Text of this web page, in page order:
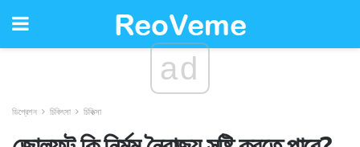
ad
ডিপ্রেশন চিকিৎসা চিকিত্সা